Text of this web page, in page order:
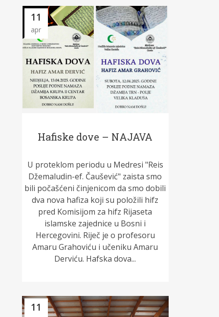
11
apr
Hafiske dove – NAJAVA
U proteklom periodu u Medresi "Reis
Džemaludin-ef. Čaušević" zaista smo
bili počašćeni činjenicom da smo dobili
dva nova hafiza koji su položili hifz
pred Komisijom za hifz Rijaseta
islamske zajednice u Bosni i
Hercegovini. Riječ je o profesoru
Amaru Grahoviću i učeniku Amaru
Derviću. Hafska dova...
11